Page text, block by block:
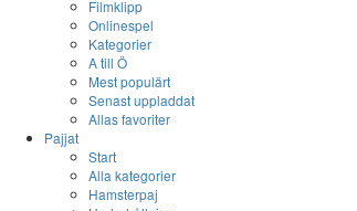
Filmklipp
Onlinespel
Kategorier
A till Ö
Mest populärt
Senast uppladdat
Allas favoriter
Pajjat
Start
Alla kategorier
Hamsterpaj